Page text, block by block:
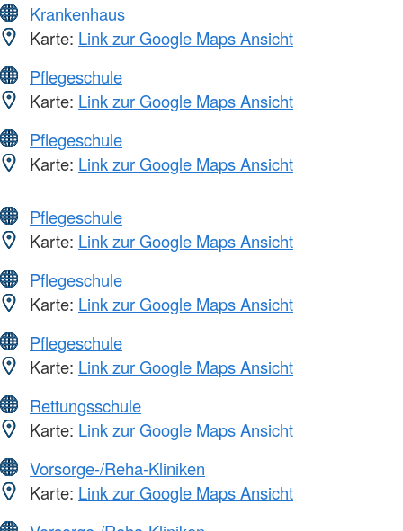
Krankenhaus
Karte: Link zur Google Maps Ansicht
Pflegeschule
Karte: Link zur Google Maps Ansicht
Pflegeschule
Karte: Link zur Google Maps Ansicht
Pflegeschule
Karte: Link zur Google Maps Ansicht
Pflegeschule
Karte: Link zur Google Maps Ansicht
Pflegeschule
Karte: Link zur Google Maps Ansicht
Rettungsschule
Karte: Link zur Google Maps Ansicht
Vorsorge-/Reha-Kliniken
Karte: Link zur Google Maps Ansicht